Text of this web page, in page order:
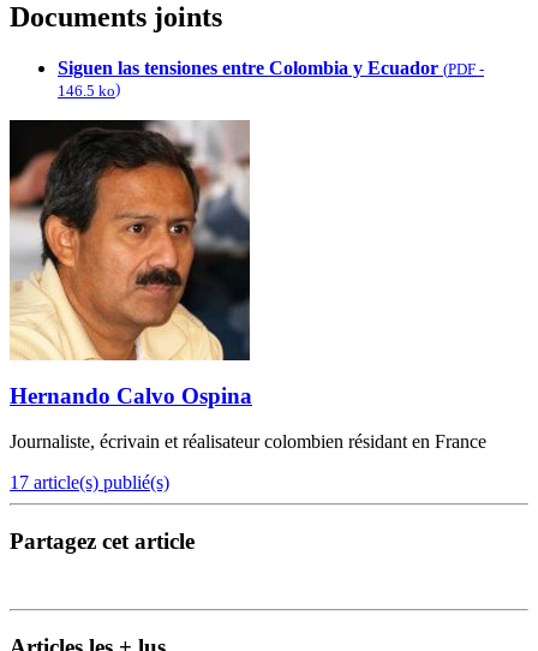
Documents joints
Siguen las tensiones entre Colombia y Ecuador (PDF -
146.5 ko)
Hernando Calvo Ospina
Journaliste, écrivain et réalisateur colombien résidant en France
17 article(s) publié(s)
Partagez cet article